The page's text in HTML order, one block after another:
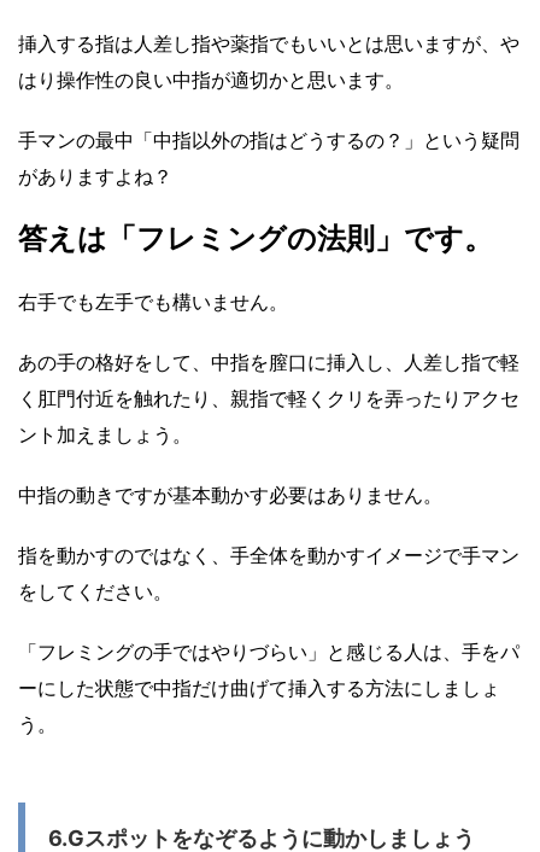
挿入する指は人差し指や薬指でもいいとは思いますが、や
はり操作性の良い中指が適切かと思います。
手マンの最中「中指以外の指はどうするの？」という疑問
がありますよね？
答えは「フレミングの法則」です。
右手でも左手でも構いません。
あの手の格好をして、中指を膣口に挿入し、人差し指で軽
く肛門付近を触れたり、親指で軽くクリを弄ったりアクセ
ント加えましょう。
中指の動きですが基本動かす必要はありません。
指を動かすのではなく、手全体を動かすイメージで手マン
をしてください。
「フレミングの手ではやりづらい」と感じる人は、手をパ
ーにした状態で中指だけ曲げて挿入する方法にしましょ
う。
6.Gスポットをなぞるように動かしましょう